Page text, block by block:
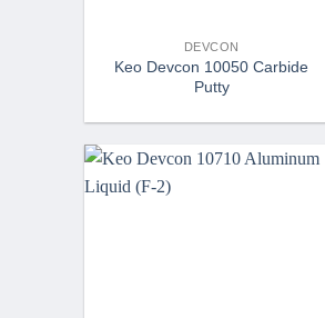
DEVCON
Keo Devcon 10050 Carbide
Putty